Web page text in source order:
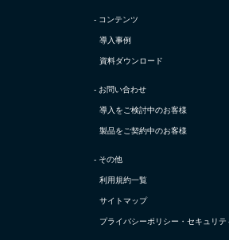
- コンテンツ
導入事例
資料ダウンロード
- お問い合わせ
導入をご検討中のお客様
製品をご契約中のお客様
- その他
利用規約一覧
サイトマップ
プライバシーポリシー・ セキュリテ